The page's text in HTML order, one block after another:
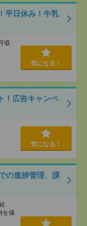
平日休み！牛乳
収
気になる！
！広告キャンペ
気になる！
の進捗管理、課
を保